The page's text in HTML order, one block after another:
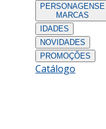
PERSONAGENS E
MARCAS
IDADES
NOVIDADES
PROMOÇÕES
Catálogo